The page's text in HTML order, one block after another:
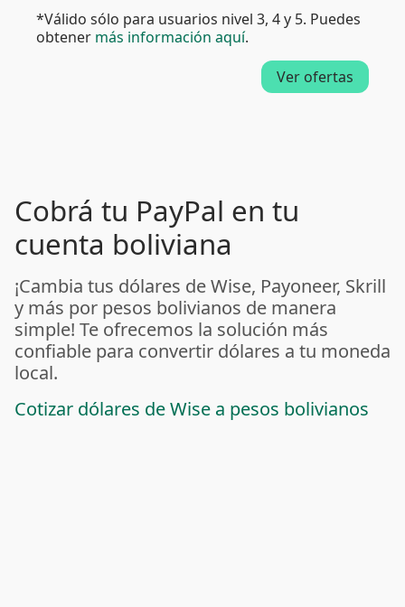
*Válido sólo para usuarios nivel 3, 4 y 5. Puedes
obtener más información aquí.
Ver ofertas
Cobrá tu PayPal en tu
cuenta boliviana
¡Cambia tus dólares de Wise, Payoneer, Skrill
y más por pesos bolivianos de manera
simple! Te ofrecemos la solución más
confiable para convertir dólares a tu moneda
local.
Cotizar dólares de Wise a pesos bolivianos